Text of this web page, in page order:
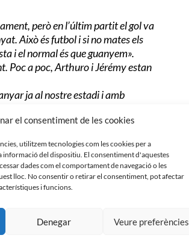
el consentiment de les cookies
utilitzem tecnologies com les cookies per a
informació del dispositiu. El consentiment d'aquestes
dades com el comportament de navegació o les
lloc. No consentir o retirar el consentiment, pot afectar
i funcions.
Denegar Veure preferències
però en l’últim partit el gol va
Això és futbol i si no mates els
i el normal és que guanyem».
Poc a poc, Arthuro i Jérémy estan
ja al nostre estadi i amb
tres gols en contra: un en
home menys. És fonamental ser
estar a dalt. El que em van dir,
hi ha un molt bon grup i una
ho sabem. Hem de fer les coses
animada i estic molt tranquil